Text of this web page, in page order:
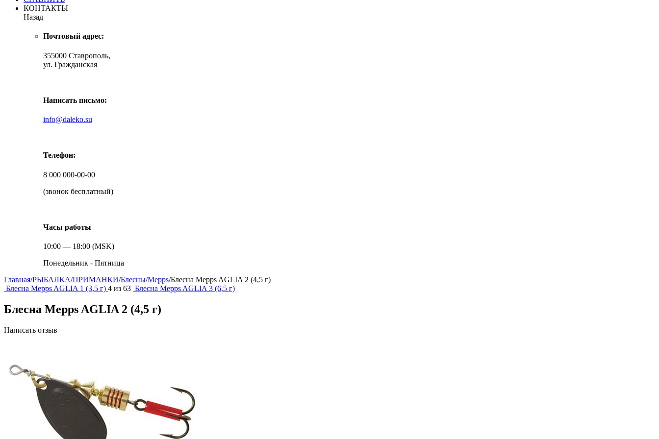
КОНТАКТЫ
Назад
Почтовый адрес:
355000 Ставрополь,
ул. Гражданская
Написать письмо:
info@daleko.su
Телефон:
8 000 000-00-00
(звонок бесплатный)
Часы работы
10:00 — 18:00 (MSK)
Понедельник - Пятница
Главная/РЫБАЛКА/ПРИМАНКИ/Блесны/Mepps/Блесна Mepps AGLIA 2 (4,5 г)
Блесна Mepps AGLIA 1 (3,5 г) 4 из 63 Блесна Mepps AGLIA 3 (6,5 г)
Блесна Mepps AGLIA 2 (4,5 г)
Написать отзыв